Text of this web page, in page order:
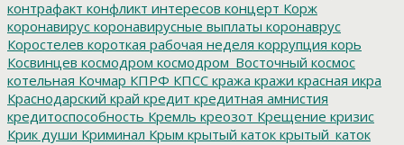
контрафакт конфликт интересов концерт Корж
коронавирус коронавирусные выплаты коронаврус
Коростелев короткая рабочая неделя коррупция корь
Косвинцев космодром космодром_Восточный космос
котельная Кочмар КПРФ КПСС кража кражи красная икра
Краснодарский край кредит кредитная амнистия
кредитоспособность Кремль креозот Крещение кризис
Крик души Криминал Крым крытый каток крытый_каток